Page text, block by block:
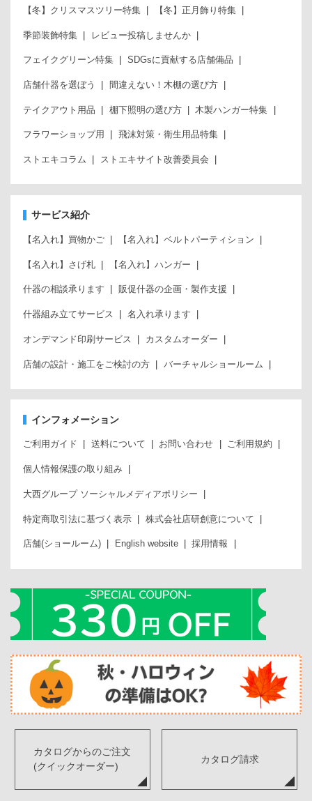
【冬】クリスマスツリー特集 【冬】正月飾り特集
季節装飾特集 レビュー投稿しませんか
フェイクグリーン特集 SDGsに貢献する店舗備品
店舗什器を選ぼう 間違えない！木棚の選び方
テイクアウト用品 棚下照明の選び方 木製ハンガー特集
フラワーショップ用 飛沫対策・衛生用品特集
ストエキコラム ストエキサイト改善委員会
サービス紹介
【名入れ】買物かご 【名入れ】ベルトパーティション
【名入れ】さげ札 【名入れ】ハンガー
什器の相談承ります 販促什器の企画・製作支援
什器組み立てサービス 名入れ承ります
オンデマンド印刷サービス カスタムオーダー
店舗の設計・施工をご検討の方 バーチャルショールーム
インフォメーション
ご利用ガイド 送料について お問い合わせ ご利用規約
個人情報保護の取り組み
大西グループ ソーシャルメディアポリシー
特定商取引法に基づく表示 株式会社店研創意について
店舗(ショールーム) English website 採用情報
カタログからのご注文
(クイックオーダー)
カタログ請求